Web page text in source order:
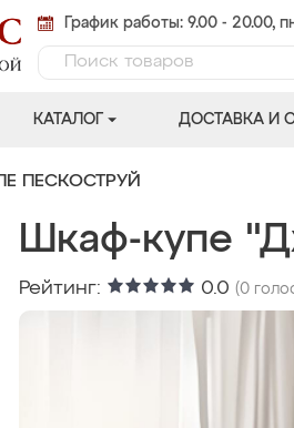
График работы: 9.00 - 20.00,
КАТАЛОГ ДОСТАВКА И
ПЕСКОСТРУЙ
Шкаф-купе
Рейтинг: 0.0 (0